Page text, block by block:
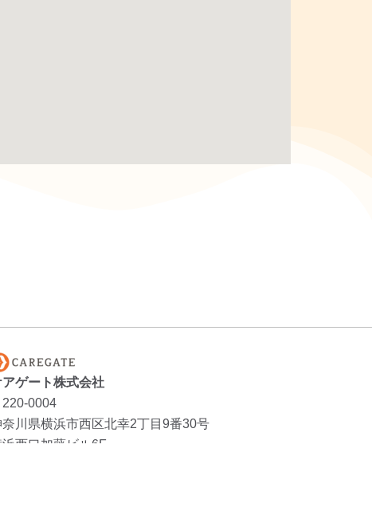
アゲート株式会社
220-0004
奈川県横浜市西区北幸2丁目9番30号
浜西口加藤ビル6F